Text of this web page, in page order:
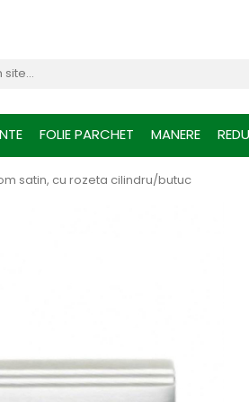
FOLIE PARCHET MANERE
satin, cu rozeta cilindru/butuc